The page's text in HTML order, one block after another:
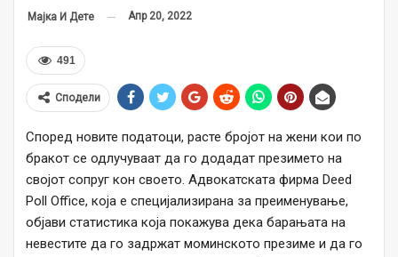
Мајка И Дете Апр 20, 2022
491
Сподели
Според новите податоци, расте бројот на жени кои по
бракот се одлучуваат да го додадат презимето на
својот сопруг кон своето. Адвокатската фирма Deed
Poll Office, која е специјализирана за преименување,
објави статистика која покажува дека барањата на
невестите да го задржат моминското презиме и да го